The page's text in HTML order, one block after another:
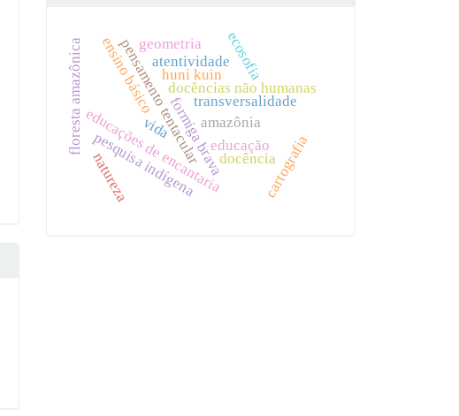
formiga bravaamazônia
educações de encantaria
docências não humanas
educação
pensamento tentacular docência
vida
ecosofia
transversalidade
cartografia
pesquisa indígena
huni kuin
floresta amazônica atentividade
natureza
ensino básicogeometria